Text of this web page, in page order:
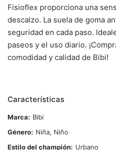
Fisioflex proporciona una
descalzo. La suela de goma
seguridad en cada paso.
paseos y el uso diario.
comodidad y calidad de Bibi!
Características
Marca
Bibi
Género
Niña, Niño
Estilo del champión
Urbano